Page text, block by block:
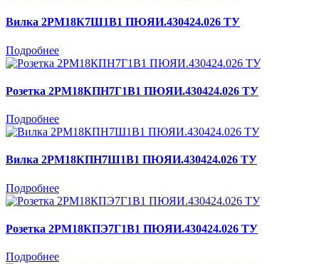
Вилка 2РМ18К7Ш1В1 ПЮЯИ.430424.026 ТУ
Подробнее
Розетка 2РМ18КПН7Г1В1 ПЮЯИ.430424.026 ТУ
Подробнее
Вилка 2РМ18КПН7Ш1В1 ПЮЯИ.430424.026 ТУ
Подробнее
Розетка 2РМ18КПЭ7Г1В1 ПЮЯИ.430424.026 ТУ
Подробнее